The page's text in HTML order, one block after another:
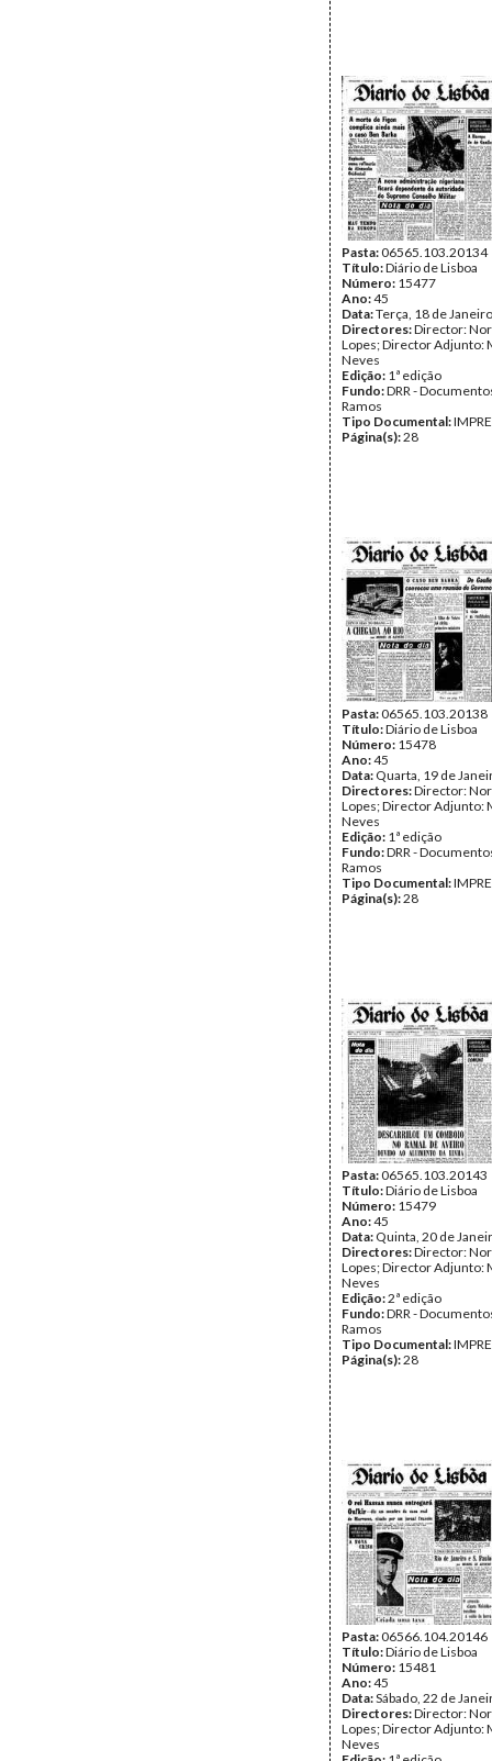
Pasta:06565.103.20134
Título:Diário de Lisboa
Número: 15477
Ano:45
Data:Terça, 18 de
Directores:Director:
Lopes; Director Adjunto:
Neves
Edição: 1ª edição
Fundo:DRR -
Ramos
Tipo Documental:
Página(s):28
Pasta:06565.103.20138
Título:Diário de Lisboa
Número: 15478
Ano:45
Data: Quarta, 19 de
Directores:Director:
Lopes; Director Adjunto:
Neves
Edição: 1ª edição
Fundo:DRR -
Ramos
Tipo Documental:
Página(s):28
Pasta:06565.103.20143
Título:Diário de Lisboa
Número: 15479
Ano:45
Data: Quinta, 20 de
Directores:Director:
Lopes; Director Adjunto:
Neves
Edição:2ª edição
Fundo:DRR -
Ramos
Tipo Documental:
Página(s):28
Pasta:06566.104.20146
Título:Diário de Lisboa
Número: 15481
Ano:45
Data:Sábado, 22 de
Directores:Director:
Lopes; Director Adjunto:
Neves